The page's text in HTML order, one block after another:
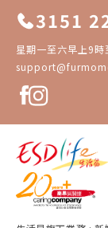
3151
星期一至六早上9